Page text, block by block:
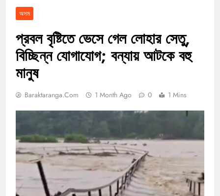
অসম
প্রবল বৃষ্টিতে ভেসে গেল লোহার সেতু,
বিচ্ছিন্ন যোগাযোগ; বন্যায় আটকে বহু
মানুষ
Baraktaranga.com 1 Month Ago 0 1 Mins